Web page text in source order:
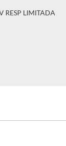
RESP LIMITADA